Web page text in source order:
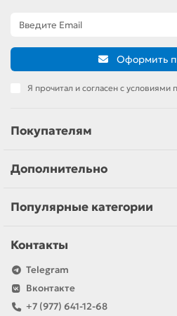
Оформить
Я прочитал и согласен с условиями
Покупателям
Дополнительно
Популярные категории
Контакты
Telegram
Вконтакте
+7 (977) 641-12-68